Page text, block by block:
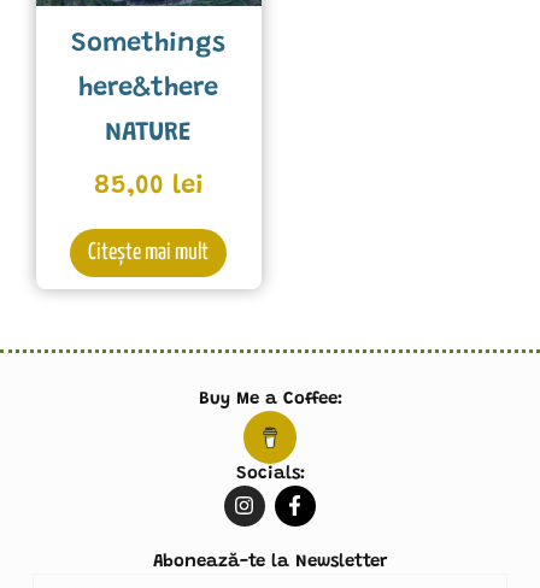
Somethings
here&there
NATURE
85,00 lei
Citește mai mult
Buy Me a Coffee:
Socials:
I
n
t
F
a
e
Abonează-te la Newsletter